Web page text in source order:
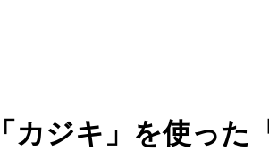
カジキ」を使った